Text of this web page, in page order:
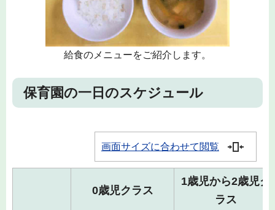
給食のメニューをご紹介します。
保育園の一日のスケジュール
画面サイズに合わせて閲覧
0歳児クラス
1歳児から2歳児ク
ラス